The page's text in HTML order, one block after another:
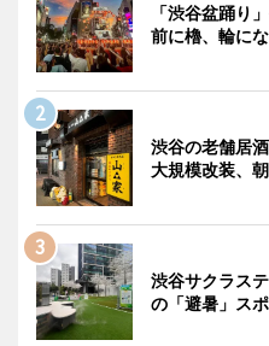
「渋谷盆踊り
前に櫓、輪に
渋谷の老舗居
大規模改装、
渋谷サクラス
の「避暑」ス